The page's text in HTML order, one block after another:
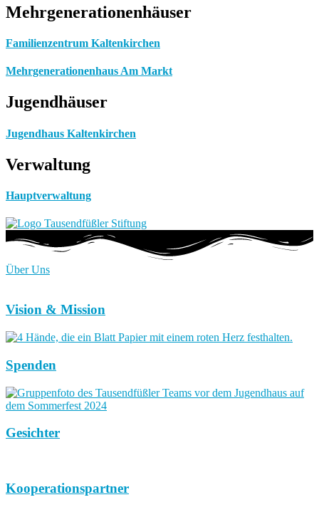
Mehrgenerationenhäuser
Familienzentrum Kaltenkirchen
Mehrgenerationenhaus Am Markt
Jugendhäuser
Jugendhaus Kaltenkirchen
Verwaltung
Hauptverwaltung
Über Uns
Vision & Mission
Spenden
Gesichter
Kooperationspartner